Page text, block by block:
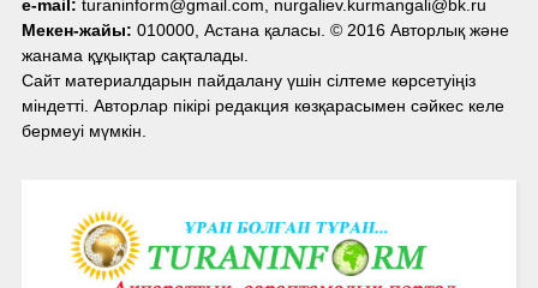
e-mail: turaninform@gmail.com, nurgaliev.kurmangali@bk.ru
Мекен-жайы: 010000, Астана қаласы. © 2016 Авторлық және
жанама құқықтар сақталады.
Сайт материалдарын пайдалану үшін сілтеме көрсетуіңіз
міндетті. Авторлар пікірі редакция көзқарасымен сәйкес келе
бермеуі мүмкін.